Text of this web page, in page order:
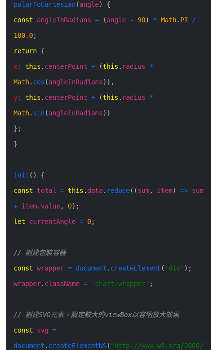
polarToCartesian(angle)
{
const angleInRadians = (angle - 90) * Math. PI
/
180.0;
return {
x: this . centerPoint + (this . radius
*
Math. cos (angleInRadians) ) ,
y: this . centerPoint + (this . radius
*
Math. sin(angleInRadians) )
} ;
}
init ( )
{
const total = this . data. reduce( (sum, item) => sum
+ item.value, 0) ;
let currentAngle = 0;
// 創建包裝容器
const wrapper = document . createElement ( 'div' ) ;
wrapper. className = 'chart-wrapper' ;
// 創建SVG元素，設定較大的viewBox以容納放大效果
const svg =
document . createElementNS( "http://www.w3.org/2000/